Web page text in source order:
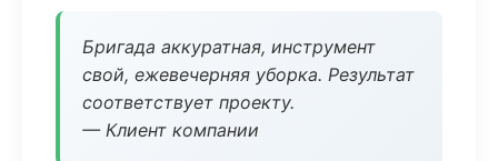
Бригада аккуратная, инструмент
свой, ежевечерняя уборка. Результат
соответствует проекту.
— Клиент компании